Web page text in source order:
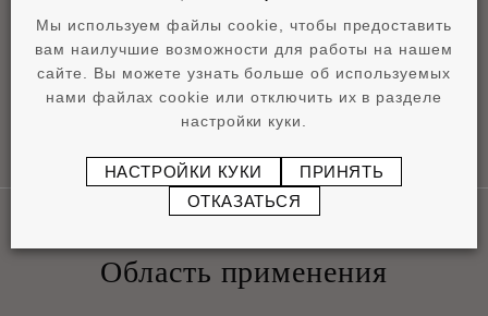
pdf 0,86 MB
Область применения
Мы используем файлы cookie, чтобы предоставить
вам наилучшие возможности для работы на нашем
сайте. Вы можете узнать больше об используемых
нами файлах cookie или отключить их в разделе
настройки куки.
НАСТРОЙКИ КУКИ
ПРИНЯТЬ
ОТКАЗАТЬСЯ